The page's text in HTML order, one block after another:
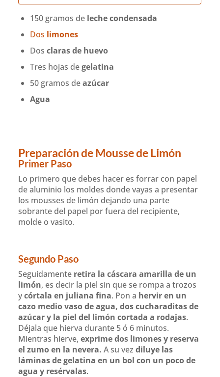
150 gramos de leche condensada
Dos limones
Dosclaras de huevo
Tres hojas degelatina
50 gramos deazúcar
Agua
Preparación de Mousse de Limón
Primer Paso
Lo primero que debes hacer es forrar con papel
de aluminio los moldes donde vayas a presentar
los mousses de limón dejando una parte
sobrante del papel por fuera del recipiente,
molde o vasito.
Segundo Paso
Seguidamente retira la cáscara amarilla de un
limón, es decir la piel sin que se rompa a trozos
ycórtala en juliana fina. Pon a hervir en un
cazo medio vaso de agua, dos cucharaditas de
azúcar y la piel del limón cortada a rodajas.
Déjala que hierva durante 5 ó 6 minutos.
Mientras hierve,exprime dos limones y reserva
el zumo en la nevera. A su vezdiluye las
láminas de gelatina en un bol con un poco de
agua y resérvalas.